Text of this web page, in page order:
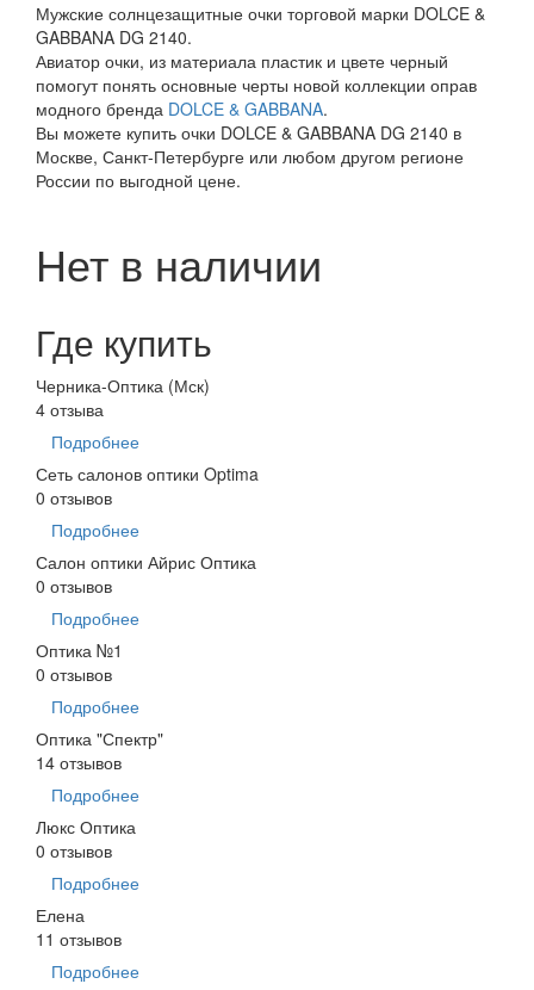
Мужские солнцезащитные очки торговой марки DOLCE &
GABBANA DG 2140.
Авиатор очки, из материала пластик и цвете черный
помогут понять основные черты новой коллекции оправ
модного бренда DOLCE & GABBANA.
Вы можете купить очки DOLCE & GABBANA DG 2140 в
Москве, Санкт-Петербурге или любом другом регионе
России по выгодной цене.
Нет в наличии
Где купить
Черника-Оптика (Мск)
4 отзыва
Подробнее
Сеть салонов оптики Optima
0 отзывов
Подробнее
Салон оптики Айрис Оптика
0 отзывов
Подробнее
Оптика №1
0 отзывов
Подробнее
Оптика "Спектр"
14 отзывов
Подробнее
Люкс Оптика
0 отзывов
Подробнее
Елена
11 отзывов
Подробнее